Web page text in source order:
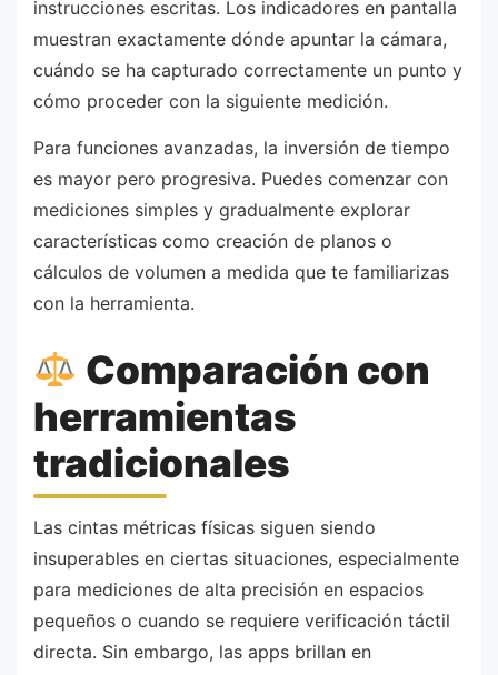
instrucciones escritas. Los indicadores en pantalla
muestran exactamente dónde apuntar la cámara,
cuándo se ha capturado correctamente un punto y
cómo proceder con la siguiente medición.
Para funciones avanzadas, la inversión de tiempo
es mayor pero progresiva. Puedes comenzar con
mediciones simples y gradualmente explorar
características como creación de planos o
cálculos de volumen a medida que te familiarizas
con la herramienta.
Comparación con
herramientas
tradicionales
Las cintas métricas físicas siguen siendo
insuperables en ciertas situaciones, especialmente
para mediciones de alta precisión en espacios
pequeños o cuando se requiere verificación táctil
directa. Sin embargo, las apps brillan en